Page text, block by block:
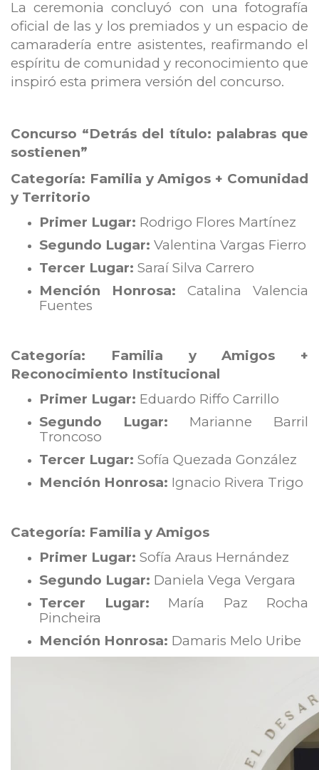
La ceremonia concluyó con una fotografía
oficial de las y los premiados y un espacio de
camaradería entre asistentes, reafirmando el
espíritu de comunidad y reconocimiento que
inspiró esta primera versión del concurso.
Concurso “Detrás del título: palabras que
sostienen”
Categoría: Familia y Amigos + Comunidad
y Territorio
Primer Lugar: Rodrigo Flores Martínez
Segundo Lugar: Valentina Vargas Fierro
Tercer Lugar: Saraí Silva Carrero
Mención Honrosa: Catalina Valencia
Fuentes
Categoría: Familia y Amigos +
Reconocimiento Institucional
Primer Lugar: Eduardo Riffo Carrillo
Segundo Lugar: Marianne Barril
Troncoso
Tercer Lugar: Sofía Quezada González
Mención Honrosa: Ignacio Rivera Trigo
Categoría: Familia y Amigos
Primer Lugar: Sofía Araus Hernández
Segundo Lugar: Daniela Vega Vergara
Tercer Lugar: María Paz Rocha
Pincheira
Mención Honrosa: Damaris Melo Uribe